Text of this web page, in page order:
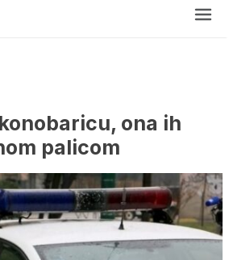
ona ih
palicom